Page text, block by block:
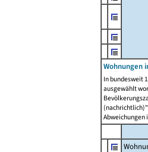
Wohnungen
In bundesweit
ausgewählt
Abweichungen